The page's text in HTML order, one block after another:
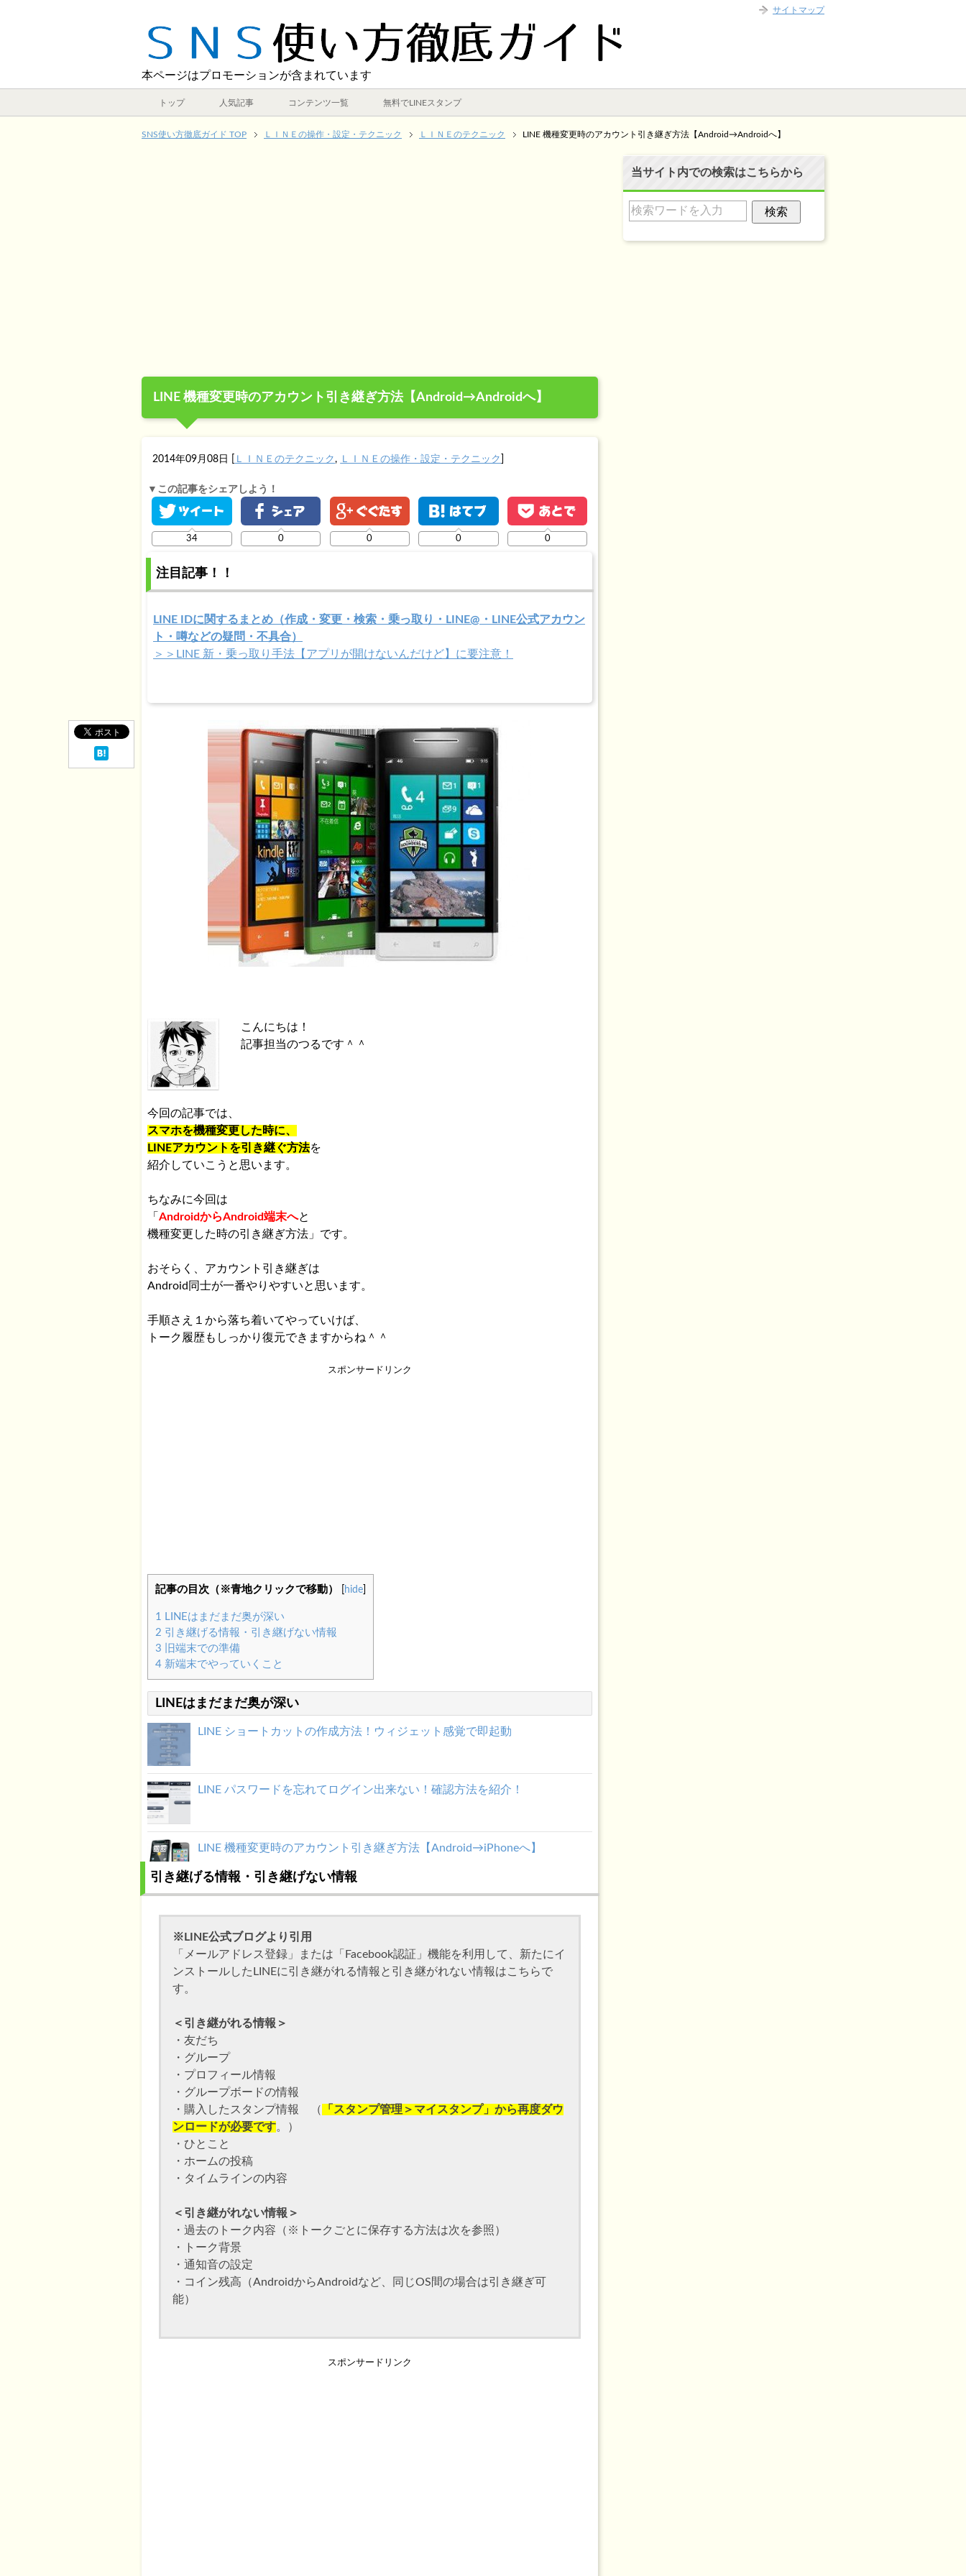
本ページはプロモーションが含まれています
トップ 人気記事 コンテンツ一覧 無料でLINEスタンプ
SNS使い方徹底ガイド TOP ＬＩＮＥの操作・設定・テクニック ＬＩＮＥのテクニック LINE 機種変更時のアカウント引き継ぎ方法【Android→Androidへ】
LINE 機種変更時のアカウント引き継ぎ方法【Android→Androidへ】
2014年09月08日 ＬＩＮＥのテクニック , ＬＩＮＥの操作・設定・テクニック
▼この記事をシェアしよう！
34 0 0 0 0
注目記事！！
LINE IDに関するまとめ（作成・変更・検索・乗っ取り・LINE@・LINE公式アカウン
ト・噂などの疑問・不具合）
＞＞LINE 新・乗っ取り手法【アプリが開けないんだけど】に要注意！
こんにちは！
記事担当のつるです＾＾
今回の記事では、
スマホを機種変更した時に、
LINEアカウントを引き継ぐ方法を
紹介していこうと思います。
ちなみに今回は
「 AndroidからAndroid端末へと
機種変更した時の引き継ぎ方法」です。
おそらく、アカウント引き継ぎは
Android同士が一番やりやすいと思います。
手順さえ１から落ち着いてやっていけば、
トーク履歴もしっかり復元できますからね＾＾
スポンサードリンク
記事の目次（※青地クリックで移動） hide
1
LINEはまだまだ奥が深い
2 引き継げる情報・引き継げない情報
3 旧端末での準備
4 新端末でやっていくこと
LINEはまだまだ奥が深い
LINE ショートカットの作成方法！ウィジェット感覚で即起動
LINE パスワードを忘れてログイン出来ない！確認方法を紹介！
LINE 機種変更時のアカウント引き継ぎ方法【Android→iPhoneへ】
LINE 機種変更時のアカウント引き継ぎ方法【iPhone→Androidへ】
引き継げる情報・引き継げない情報
※LINE公式ブログより引用
「メールアドレス登録」または「Facebook認証」機能を利用して、新たにイ
ンストールしたLINEに引き継がれる情報と引き継がれない情報はこちらで
す。
＜引き継がれる情報＞
・友だち
・グループ
・プロフィール情報
・グループボードの情報
・購入したスタンプ情報 （
「スタンプ管理＞マイスタンプ」から再度ダウ
ンロードが必要です。）
・ひとこと
・ホームの投稿
・タイムラインの内容
＜引き継がれない情報＞
・過去のトーク内容（※トークごとに保存する方法は次を参照）
・トーク背景
・通知音の設定
・コイン残高（AndroidからAndroidなど、同じOS間の場合は引き継ぎ可
能）
スポンサードリンク
当サイト内での検索はこちらから
サイトマップ